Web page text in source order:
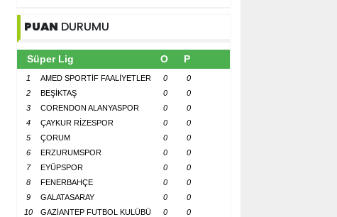
PUAN DURUMU
Süper Lig O P
1 AMED SPORTİF FAALİYETLER 0
0
2
BEŞİKTAŞ 0
0
3
CORENDON ALANYASPOR 0
0
4
ÇAYKUR RİZESPOR 0
0
5
ÇORUM 0
0
6
ERZURUMSPOR 0
0
7
EYÜPSPOR 0
0
8
FENERBAHÇE 0
0
9
GALATASARAY 0
0
10
GAZİANTEP FUTBOL KULÜBÜ 0
0